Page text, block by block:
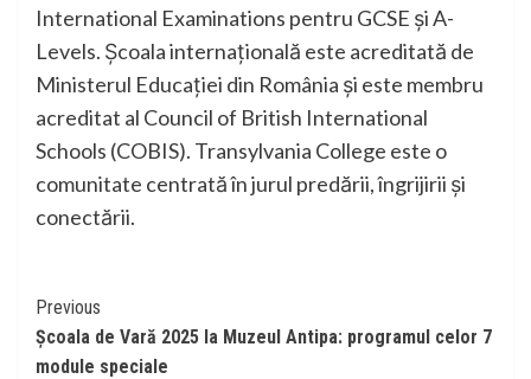
International Examinations pentru GCSE și A-
Levels. Școala internațională este acreditată de
Ministerul Educației din România și este membru
acreditat al Council of British International
Schools (COBIS). Transylvania College este o
comunitate centrată în jurul predării, îngrijirii și
conectării.
Continue
Reading
Previous
Școala de Vară 2025 la Muzeul Antipa: programul celor 7
module speciale